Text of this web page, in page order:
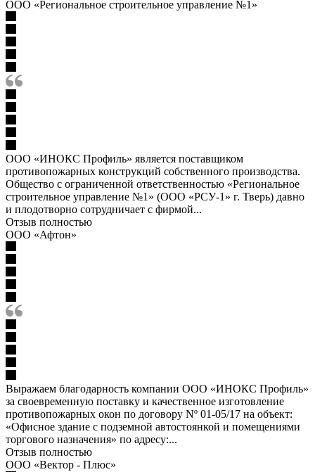
ООО «Региональное строительное управление №1»
ООО «ИНОКС Профиль» является поставщиком
противопожарных конструкций собственного производства.
Общество с ограниченной ответственностью «Региональное
строительное управление №1» (ООО «РСУ-1» г. Тверь) давно
и плодотворно сотрудничает с фирмой...
Отзыв полностью
ООО «Афтон»
Выражаем благодарность компании ООО «ИНОКС Профиль»
за своевременную поставку и качественное изготовление
противопожарных окон по договору Nº 01-05/17 на объект:
«Офисное здание с подземной автостоянкой и помещениями
торгового назначения» по адресу:...
Отзыв полностью
ООО «Вектор - Плюс»